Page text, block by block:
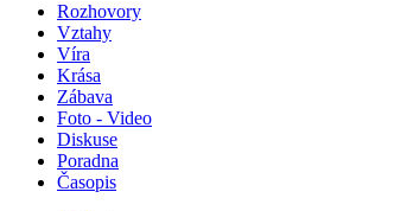
Rozhovory
Vztahy
Víra
Krása
Zábava
Foto - Video
Diskuse
Poradna
Časopis